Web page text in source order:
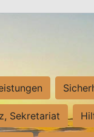
Sekretariat